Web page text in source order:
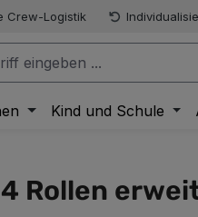
Crew-Logistik
Kind und Schule
Rollen